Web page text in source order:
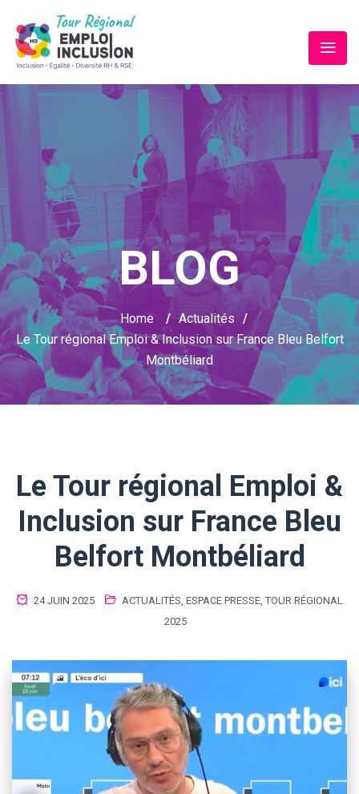
BLOG
Home / Actualités /
Le Tour régional Emploi & Inclusion sur France Bleu Belfort
Montbéliard
Le Tour régional Emploi &
Inclusion sur France Bleu
Belfort Montbéliard
24 JUIN 2025 ACTUALITÉS ESPACE PRESSE, TOUR RÉGIONAL
2025